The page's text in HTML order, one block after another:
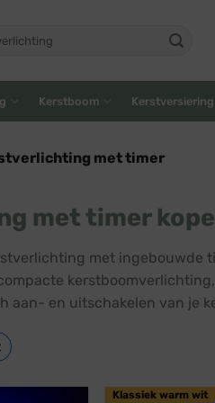
Kerstboom Kerstversiering
met timer
met timer
met
aan- en uitschakelen van je
Klassiek warm wit